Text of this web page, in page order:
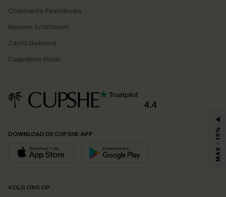
Charmante Feestlooks
Kleuren Schitteren
Zacht Gebreid
Dagelijkse Basis
4.4
DOWNLOAD DE CUPSHE-APP
VOLG ONS OP
MAX - 15%